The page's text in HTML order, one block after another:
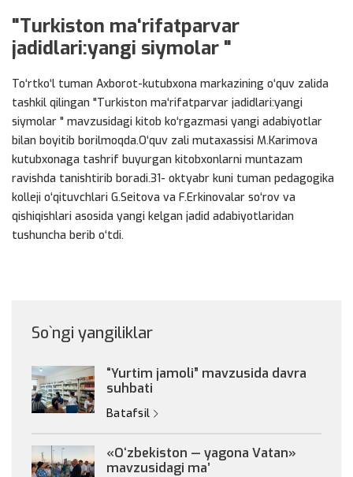
"Turkiston ma‘rifatparvar
jadidlari:yangi siymolar "
To‘rtko‘l tuman Axborot-kutubxona markazining o‘quv zalida
tashkil qilingan "Turkiston ma‘rifatparvar jadidlari:yangi
siymolar " mavzusidagi kitob ko‘rgazmasi yangi adabiyotlar
bilan boyitib borilmoqda.O‘quv zali mutaxassisi M.Karimova
kutubxonaga tashrif buyurgan kitobxonlarni muntazam
ravishda tanishtirib boradi.31- oktyabr kuni tuman pedagogika
kolleji o‘qituvchlari G.Seitova va F.Erkinovalar so‘rov va
qishiqishlari asosida yangi kelgan jadid adabiyotlaridan
tushuncha berib o‘tdi.
So`ngi yangiliklar
“Yurtim jamoli” mavzusida davra
suhbati
Batafsil
«Oʻzbekiston — yagona Vatan»
mavzusidagi maʼ